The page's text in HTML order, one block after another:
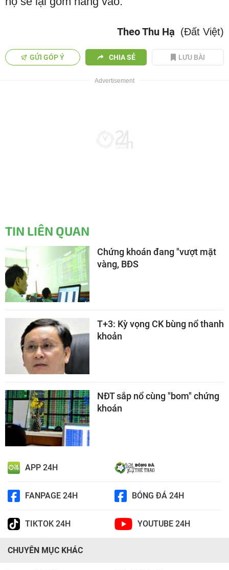
Theo Thu Hạ (Đất Việt)
GỬI GÓP Ý CHIA SẺ LƯU BÀI
TIN LIÊN QUAN
Chứng khoán đang "vượt mặt
vàng, BĐS
T+3: Kỳ vọng CK bùng nổ thanh
khoản
NĐT sắp nổ cùng "bom" chứng
khoán
APP 24H
FANPAGE 24H BÓNG ĐÁ 24H
TIKTOK 24H YOUTUBE 24H
CHUYÊN MỤC KHÁC